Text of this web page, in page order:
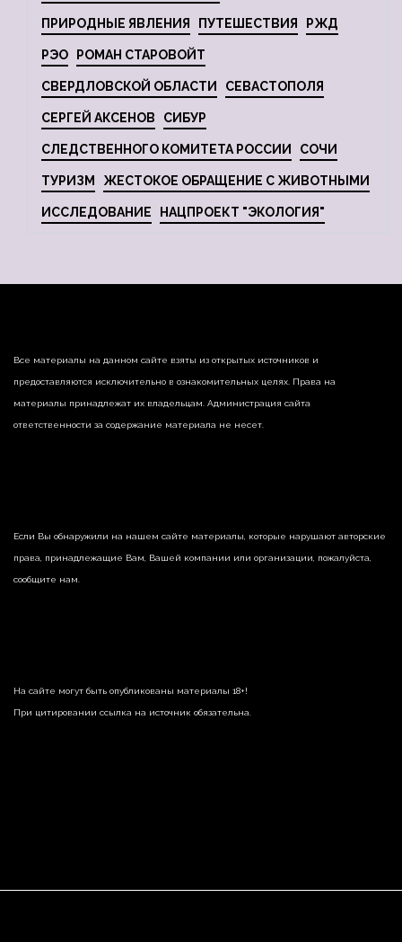
ПРИРОДНЫЕ ЯВЛЕНИЯ ПУТЕШЕСТВИЯ РЖД
РЭО РОМАН СТАРОВОЙТ
СВЕРДЛОВСКОЙ ОБЛАСТИ СЕВАСТОПОЛЯ
СЕРГЕЙ АКСЕНОВ СИБУР
СЛЕДСТВЕННОГО КОМИТЕТА РОССИИ СОЧИ
ТУРИЗМ ЖЕСТОКОЕ ОБРАЩЕНИЕ С ЖИВОТНЫМИ
ИССЛЕДОВАНИЕ НАЦПРОЕКТ "ЭКОЛОГИЯ"
Все материалы на данном сайте взяты из открытых источников и
предоставляются исключительно в ознакомительных целях. Права на
материалы принадлежат их владельцам. Администрация сайта
ответственности за содержание материала не несет.
Если Вы обнаружили на нашем сайте материалы, которые нарушают авторские
права, принадлежащие Вам, Вашей компании или организации, пожалуйста,
сообщите нам.
На сайте могут быть опубликованы материалы 18+!
При цитировании ссылка на источник обязательна.